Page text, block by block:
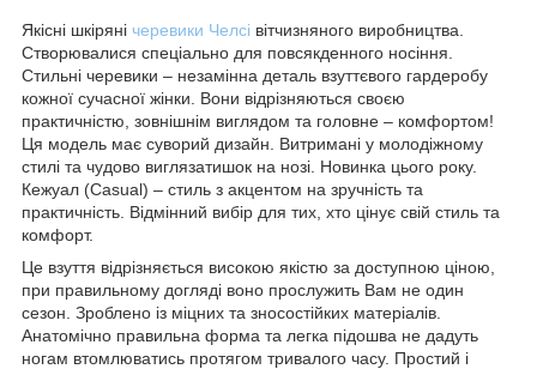
Якісні шкіряні черевики Челсі вітчизняного виробництва.
Створювалися спеціально для повсякденного носіння.
Стильні черевики – незамінна деталь взуттєвого гардеробу
кожної сучасної жінки. Вони відрізняються своєю
практичністю, зовнішнім виглядом та головне – комфортом!
Ця модель має суворий дизайн. Витримані у молодіжному
стилі та чудово виглязатишок на нозі. Новинка цього року.
Кежуал (Casual) – стиль з акцентом на зручність та
практичність. Відмінний вибір для тих, хто цінує свій стиль та
комфорт.
Це взуття відрізняється високою якістю за доступною ціною,
при правильному догляді воно прослужить Вам не один
сезон. Зроблено із міцних та зносостійких матеріалів.
Анатомічно правильна форма та легка підошва не дадуть
ногам втомлюватись протягом тривалого часу. Простий і